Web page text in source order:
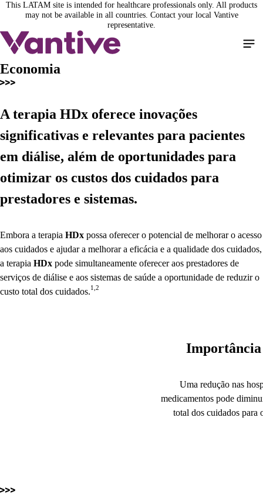
Pular
o
conteúdo
principal
This LATAM site is intended for healthcare professionals only. All products
may not be available in all countries. Contact your local Vantive
representative.
Economia
A terapia HDx oferece inovações
significativas e relevantes para pacientes
em diálise, além de oportunidades para
otimizar os custos dos cuidados para
prestadores e sistemas.
Embora a terapia HDx possa oferecer o potencial de melhorar o acesso
aos cuidados e ajudar a melhorar a eficácia e a qualidade dos cuidados,
a terapia HDx pode simultaneamente oferecer aos prestadores de
serviços de diálise e aos sistemas de saúde a oportunidade de reduzir o
custo total dos cuidados.1,2
Importância
Uma redução nas
medicamentos pode
total dos cuidados para